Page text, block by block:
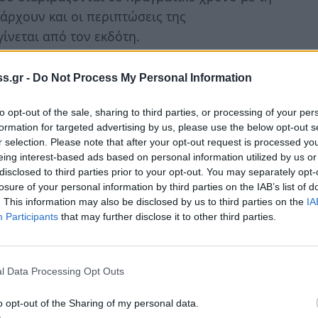
- Do Not Process My Personal Information
opt-out of the sale, sharing to third parties, or processing of your
for targeted advertising by us, please use the below opt-out
selection. Please note that after your opt-out request is processed
interest-based ads based on personal information utilized by us
to third parties prior to your opt-out. You may separately
of your personal information by third parties on the IAB’s list of
This information may also be disclosed by us to third parties on the
Participants that may further disclose it to other third parties.
Data Processing Opt Outs
opt-out of the Sharing of my personal data.
και οι περιπτώσεις της
από τον εκδότη.
την καλή συνεργασία, τα περισσότερα
του λογιστή από το 2022. Υπάρχουν,
να προσκομίσει για το κλείσιμο της
των εσόδων, τέτοια στοιχεία αφορούν τις
ομάδες παραγωγών ή από εμπόρους, καθώς
οι οποίες θα πρέπει να καταχωριστούν.
πρέπει να προσκομιστούν έχουν να
Το εργόσημο εκπίπτει ως δαπάνη στον